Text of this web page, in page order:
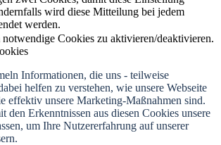
wird diese Mitteilung bei jedem
werden.
Cookies zu aktivieren/deaktivieren.
Informationen, die uns - teilweise
helfen zu verstehen, wie unsere Webseite
effektiv unsere Marketing-Maßnahmen sind.
den Erkenntnissen aus diesen Cookies unsere
um Ihre Nutzererfahrung auf unserer